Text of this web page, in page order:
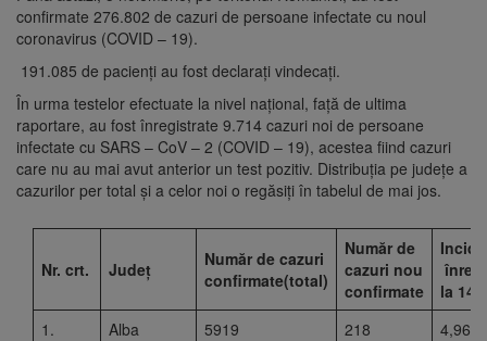
confirmate 276.802 de cazuri de persoane infectate cu noul
coronavirus (COVID – 19).
191.085 de pacienți au fost declarați vindecați.
În urma testelor efectuate la nivel național, față de ultima
raportare, au fost înregistrate 9.714 cazuri noi de persoane
infectate cu SARS – CoV – 2 (COVID – 19), acestea fiind cazuri
care nu au mai avut anterior un test pozitiv. Distribuția pe județe a
cazurilor per total și a celor noi o regăsiți în tabelul de mai jos.
Nr. crt. Județ
Număr de cazuri
confirmate(total)
Număr de
cazuri nou
confirmate
la 14
1.
Alba 5919 218
4,96